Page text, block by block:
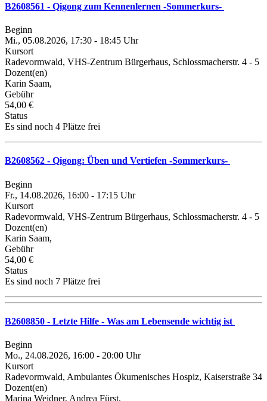
B2608561 - Qigong zum Kennenlernen -Sommerkurs-
Beginn
Mi., 05.08.2026, 17:30 - 18:45 Uhr
Kursort
Radevormwald, VHS-Zentrum Bürgerhaus, Schlossmacherstr. 4 - 5
Dozent(en)
Karin Saam,
Gebühr
54,00 €
Status
Es sind noch 4 Plätze frei
B2608562 - Qigong: Üben und Vertiefen -Sommerkurs-
Beginn
Fr., 14.08.2026, 16:00 - 17:15 Uhr
Kursort
Radevormwald, VHS-Zentrum Bürgerhaus, Schlossmacherstr. 4 - 5
Dozent(en)
Karin Saam,
Gebühr
54,00 €
Status
Es sind noch 7 Plätze frei
B2608850 - Letzte Hilfe - Was am Lebensende wichtig ist
Beginn
Mo., 24.08.2026, 16:00 - 20:00 Uhr
Kursort
Radevormwald, Ambulantes Ökumenisches Hospiz, Kaiserstraße 34
Dozent(en)
Marina Weidner, Andrea Fürst,